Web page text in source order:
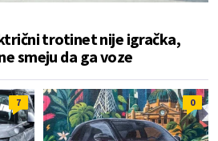
trotinet nije igračka,
smeju da ga voze
7 0